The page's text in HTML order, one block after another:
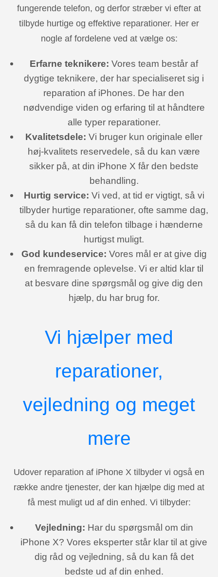
fungerende telefon, og derfor stræber vi efter at
tilbyde hurtige og effektive reparationer. Her er
nogle af fordelene ved at vælge os:
Erfarne teknikere: Vores team består af
dygtige teknikere, der har specialiseret sig i
reparation af iPhones. De har den
nødvendige viden og erfaring til at håndtere
alle typer reparationer.
Kvalitetsdele: Vi bruger kun originale eller
høj-kvalitets reservedele, så du kan være
sikker på, at din iPhone X får den bedste
behandling.
Hurtig service: Vi ved, at tid er vigtigt, så vi
tilbyder hurtige reparationer, ofte samme dag,
så du kan få din telefon tilbage i hænderne
hurtigst muligt.
God kundeservice: Vores mål er at give dig
en fremragende oplevelse. Vi er altid klar til
at besvare dine spørgsmål og give dig den
hjælp, du har brug for.
Vi hjælper med
reparationer,
vejledning og meget
mere
Udover reparation af iPhone X tilbyder vi også en
række andre tjenester, der kan hjælpe dig med at
få mest muligt ud af din enhed. Vi tilbyder:
Vejledning: Har du spørgsmål om din
iPhone X? Vores eksperter står klar til at give
dig råd og vejledning, så du kan få det
bedste ud af din enhed.